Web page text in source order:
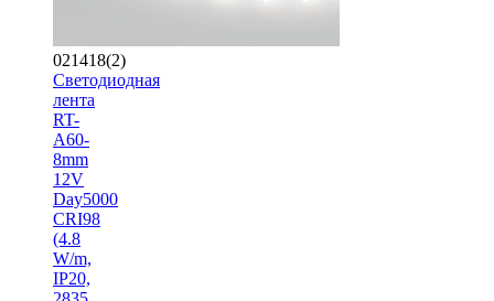
021418(2)
Светодиодная
лента
RT-
A60-
8mm
12V
Day5000
CRI98
(4.8
W/m,
IP20,